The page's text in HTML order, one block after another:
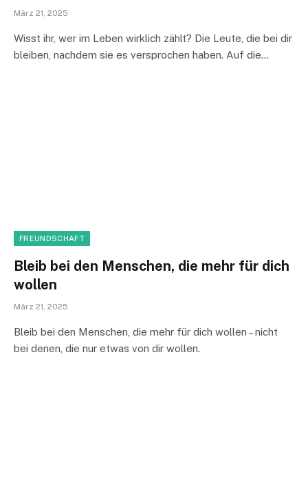
März 21, 2025
Wisst ihr, wer im Leben wirklich zählt? Die Leute, die bei dir
bleiben, nachdem sie es versprochen haben. Auf die…
FREUNDSCHAFT
Bleib bei den Menschen, die mehr für dich
wollen
März 21, 2025
Bleib bei den Menschen, die mehr für dich wollen – nicht
bei denen, die nur etwas von dir wollen.